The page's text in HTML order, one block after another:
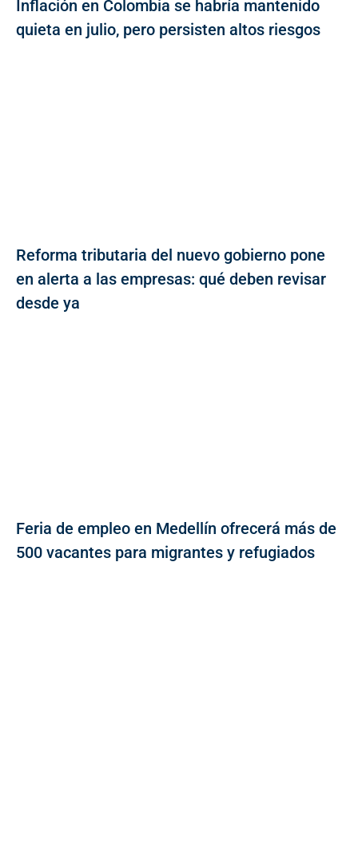
Inflación en Colombia se habría mantenido
quieta en julio, pero persisten altos riesgos
Reforma tributaria del nuevo gobierno pone
en alerta a las empresas: qué deben revisar
desde ya
Feria de empleo en Medellín ofrecerá más de
500 vacantes para migrantes y refugiados